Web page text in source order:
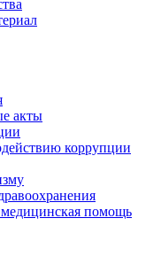
акты
коррупции
помощь